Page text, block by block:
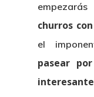
empezarás
churros
el
pasear